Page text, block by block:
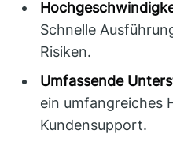
Schnelle
Risiken.
Umfassende
ein umfangreiches
Kundensupport.